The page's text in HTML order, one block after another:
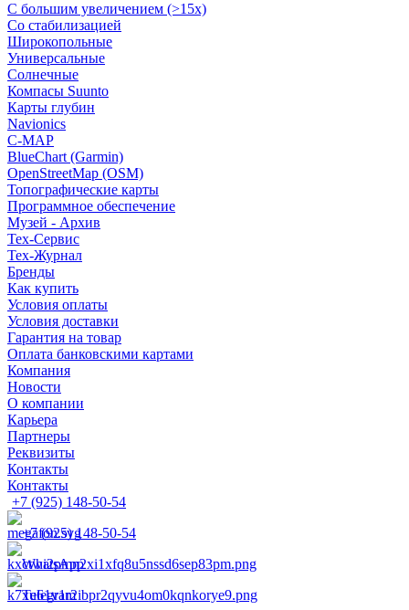
С большим увеличением (>15x)
Со стабилизацией
Широкопольные
Универсальные
Солнечные
Компасы Suunto
Карты глубин
Navionics
C-MAP
BlueChart (Garmin)
OpenStreetMap (OSM)
Топографические карты
Программное обеспечение
Музей - Архив
Tex-Сервис
Тех-Журнал
Бренды
Как купить
Условия оплаты
Условия доставки
Гарантия на товар
Оплата банковскими картами
Компания
Новости
О компании
Карьера
Партнеры
Реквизиты
Контакты
Контакты
+7 (925) 148-50-54
+7 (925) 148-50-54
WhatsApp
Telegram